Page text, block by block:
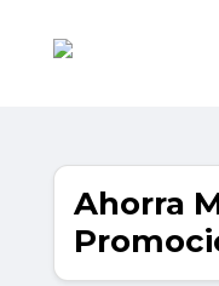
Ahorra